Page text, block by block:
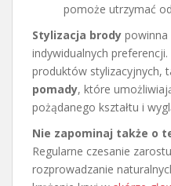
pomoże utrzymać
Stylizacja brody
indywidualnych
produktów stylizacyjnych,
pomady, które
pożądanego kształtu i
Nie zapominaj także o
Regularne czesanie
rozprowadzanie